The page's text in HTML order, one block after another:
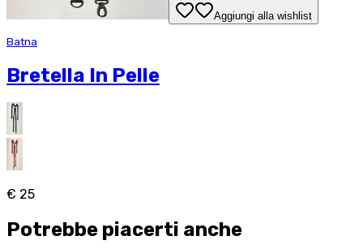
Aggiungi alla wishlist
Batna
Bretella In Pelle
€ 25
Potrebbe piacerti anche